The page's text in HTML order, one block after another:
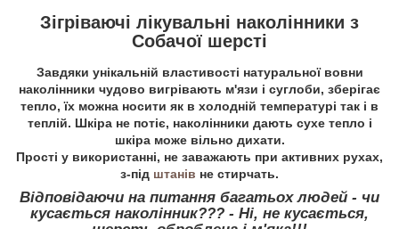
Зігріваючі лікувальні наколінники з
Собачої шерсті
Завдяки унікальній властивості натуральної вовни
наколінники чудово вигрівають м'язи і суглоби, зберігає
тепло, їх можна носити як в холодній температурі так і в
теплій. Шкіра не потіє, наколінники дають сухе тепло і
шкіра може вільно дихати.
Прості у використанні, не заважають при активних рухах,
з-під штанів не стирчать.
Відповідаючи на питання багатьох людей - чи
кусається наколінник??? - Ні, не кусається,